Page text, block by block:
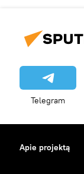
Telegram
Apie projektą